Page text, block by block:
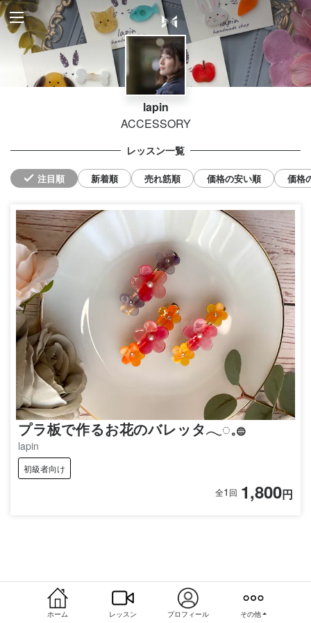
lapin
ACCESSORY
レッスン一覧
注目順 新着順 売れ筋順 価格の安い順 価格
プラ板で作るお花のバレッタ𓂃◌𓈒𓐍
lapin
初級者向け
全1 回 1,800円
ホーム レッスン プロフィール その他